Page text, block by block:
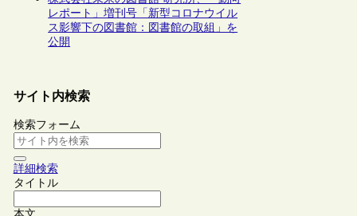
レポート」増刊号「新型コロナウイル
ス影響下の図書館：図書館の取組」を
公開
サイト内検索
検索フォーム
詳細検索
タイトル